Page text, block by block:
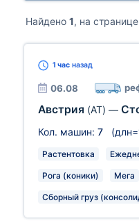
Найдено 1, на
1 час назад
06.08
Австрия (AT) —
Кол. машин: 7 (длн=
Растентовка
Рога (коники) Мега
Сборный груз